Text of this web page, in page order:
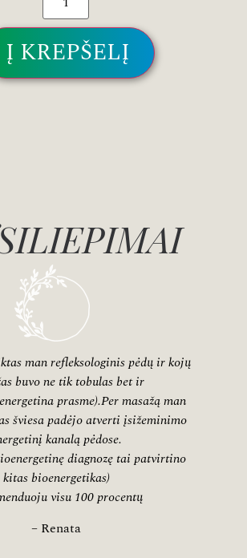
Į KREPŠELĮ
man refleksologinis pėdų ir kojų
buvo ne tik tobulas bet ir
prasme).Per masažą man
šviesa padėjo atverti įsižeminimo
kanalą pėdose.
diagnozę tai patvirtino
kitas bioenergetikas)
visu 100 procentų
– Renata